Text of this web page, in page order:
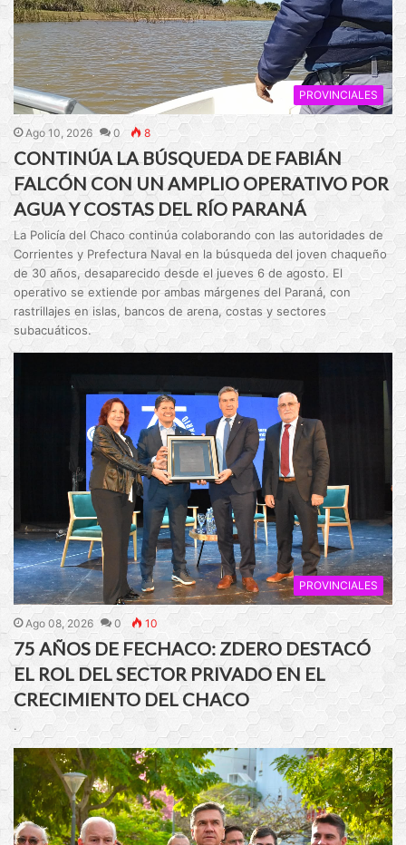
PROVINCIALES
Ago 10, 2026 0 8
CONTINÚA LA BÚSQUEDA DE FABIÁN
FALCÓN CON UN AMPLIO OPERATIVO POR
AGUA Y COSTAS DEL RÍO PARANÁ
La Policía del Chaco continúa colaborando con las autoridades de
Corrientes y Prefectura Naval en la búsqueda del joven chaqueño
de 30 años, desaparecido desde el jueves 6 de agosto. El
operativo se extiende por ambas márgenes del Paraná, con
rastrillajes en islas, bancos de arena, costas y sectores
subacuáticos.
PROVINCIALES
Ago 08, 2026 0 10
75 AÑOS DE FECHACO: ZDERO DESTACÓ
EL ROL DEL SECTOR PRIVADO EN EL
CRECIMIENTO DEL CHACO
.